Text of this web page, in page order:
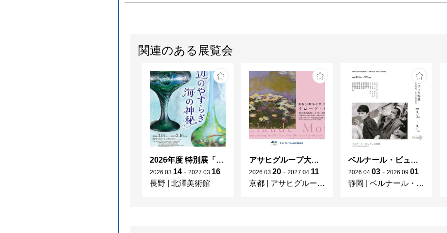
関連のある展覧会
2026年度 特別展「ガレとドーム、アール･ヌーヴォーのガラス 水辺のやすらぎ、海の神秘」
2026 03 14 - 2027 03 16
長野
北澤美術館
アサヒグループ大山崎山荘美術館 開館30周年記念展「没後100年 クロード・モネ」
2026 03 20 - 2027 04 11
京都
アサヒグループ大山崎山荘美術館
ベルナール・ビュフェと写真 ーカメラがとらえたビュフェとその時代、そして21 世紀へ
2026 04 03 - 2026 09 01
静岡
ベルナール・ビュフェ美術館